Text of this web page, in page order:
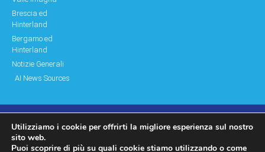
Brescia ed
Hinterland
Bergamo ed
Hinterland
Notizie Generali
AI News Sources
© Copyright 2011 – 2026 Montagne & Paesi
Log In|Log Out Privacy Policy
Utilizziamo i cookie per offrirti la migliore esperienza sul nostro
sito web.
Puoi scoprire di più su quali cookie stiamo utilizzando o come